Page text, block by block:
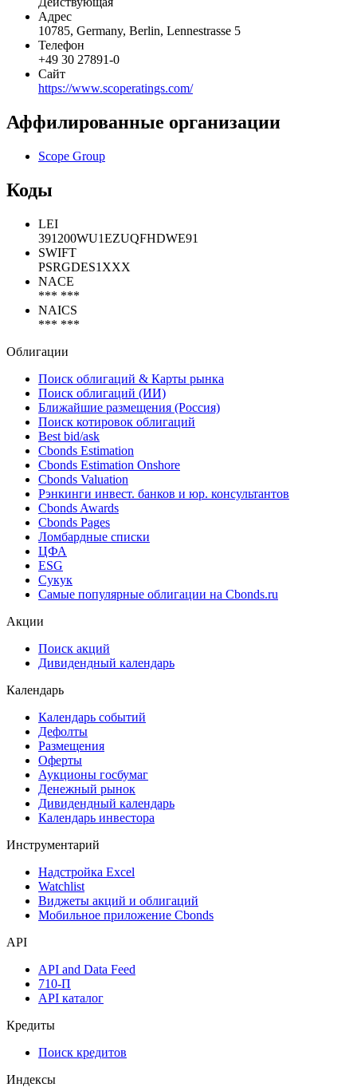
Адрес
10785, Germany, Berlin, Lennestrasse 5
Телефон
+49 30 27891-0
Сайт
https://www.scoperatings.com/
Аффилированные организации
Scope Group
Коды
LEI
391200WU1EZUQFHDWE91
SWIFT
PSRGDES1XXX
NACE
*** ***
NAICS
*** ***
Облигации
Поиск облигаций & Карты рынка
Поиск облигаций (ИИ)
Ближайшие размещения (Россия)
Поиск котировок облигаций
Best bid/ask
Cbonds Estimation
Cbonds Estimation Onshore
Cbonds Valuation
Рэнкинги инвест. банков и юр. консультантов
Cbonds Awards
Cbonds Pages
Ломбардные списки
ЦФА
ESG
Сукук
Самые популярные облигации на Cbonds.ru
Акции
Поиск акций
Дивидендный календарь
Календарь
Календарь событий
Дефолты
Размещения
Оферты
Аукционы госбумаг
Денежный рынок
Дивидендный календарь
Календарь инвестора
Инструментарий
Надстройка Excel
Watchlist
Виджеты акций и облигаций
Мобильное приложение Cbonds
API
API and Data Feed
710-П
API каталог
Кредиты
Поиск кредитов
Индексы